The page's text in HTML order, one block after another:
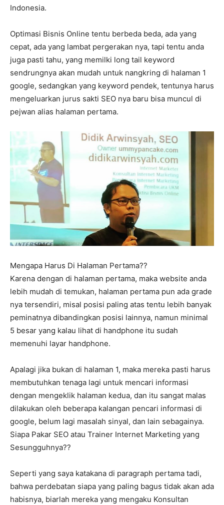
Indonesia.
Optimasi Bisnis Online tentu berbeda beda, ada yang
cepat, ada yang lambat pergerakan nya, tapi tentu anda
juga pasti tahu, yang memilki long tail keyword
sendrungnya akan mudah untuk nangkring di halaman 1
google, sedangkan yang keyword pendek, tentunya harus
mengeluarkan jurus sakti SEO nya baru bisa muncul di
pejwan alias halaman pertama.
Mengapa Harus Di Halaman Pertama??
Karena dengan di halaman pertama, maka website anda
lebih mudah di temukan, halaman pertama pun ada grade
nya tersendiri, misal posisi paling atas tentu lebih banyak
peminatnya dibandingkan posisi lainnya, namun minimal
5 besar yang kalau lihat di handphone itu sudah
memenuhi layar handphone.
Apalagi jika bukan di halaman 1, maka mereka pasti harus
membutuhkan tenaga lagi untuk mencari informasi
dengan mengeklik halaman kedua, dan itu sangat malas
dilakukan oleh beberapa kalangan pencari informasi di
google, belum lagi masalah sinyal, dan lain sebagainya.
Siapa Pakar SEO atau Trainer Internet Marketing yang
Sesungguhnya??
Seperti yang saya katakana di paragraph pertama tadi,
bahwa perdebatan siapa yang paling bagus tidak akan ada
habisnya, biarlah mereka yang mengaku Konsultan